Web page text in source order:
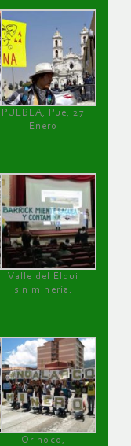
PUEBLA, Pue, 27
Enero
Valle del Elqui
sin minería.
Orinoco,